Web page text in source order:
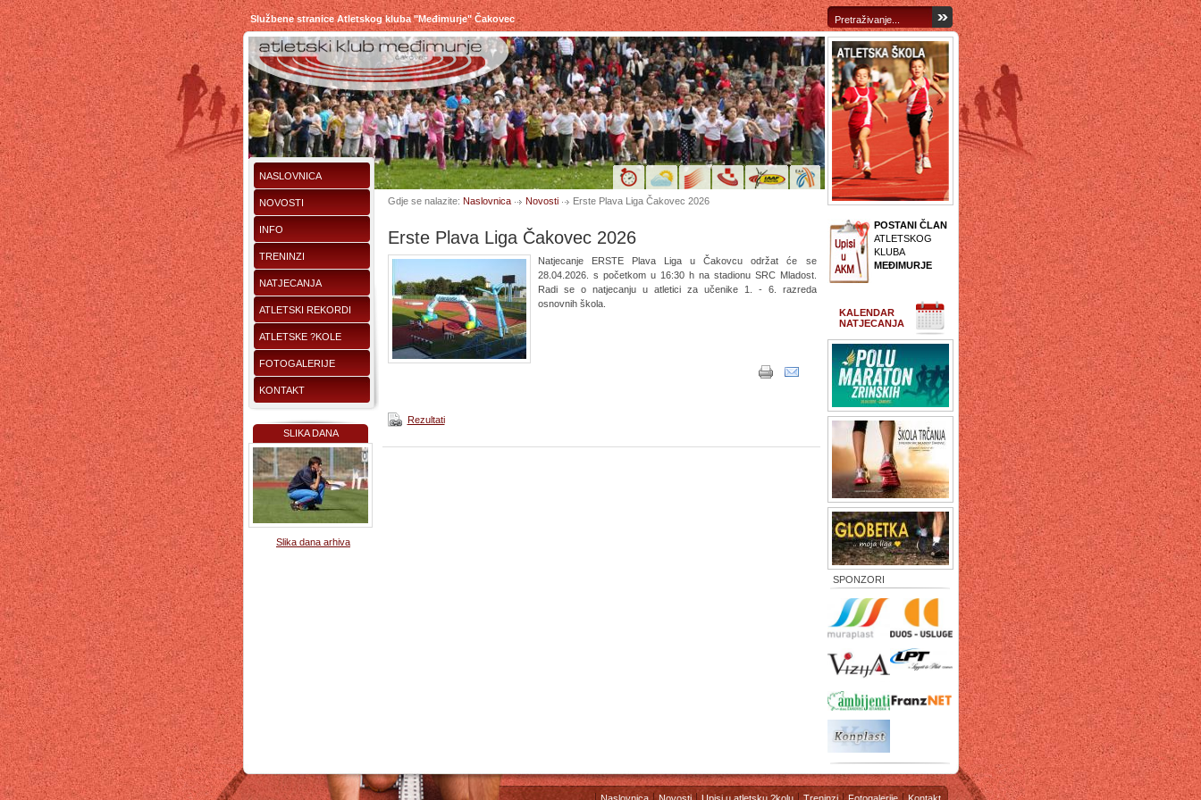
Službene stranice Atletskog kluba "Međimurje" Čakovec
POSTANI ČLAN
ATLETSKOG
KLUBA
MEĐIMURJE
KALENDAR
NATJECANJA
SPONZORI
NASLOVNICA
NOVOSTI
INFO
TRENINZI
NATJECANJA
ATLETSKI REKORDI
ATLETSKE ?KOLE
FOTOGALERIJE
KONTAKT
SLIKA DANA
Slika dana arhiva
Gdje se nalazite: Naslovnica Novosti Erste Plava Liga Čakovec 2026
Erste Plava Liga Čakovec 2026
Natjecanje ERSTE Plava Liga u Čakovcu održat će se
28.04.2026. s početkom u 16:30 h na stadionu SRC Mladost.
Radi se o natjecanju u atletici za učenike 1. - 6. razreda
osnovnih škola.
Rezultati